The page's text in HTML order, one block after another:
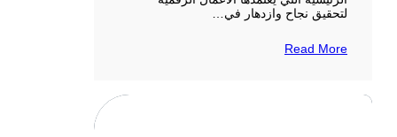
لتحقيق نجاح وازدهار في…
Read More